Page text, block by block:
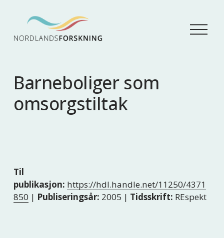
Å
p
Barneboliger som
omsorgstiltak
Til
publikasjon: https://hdl.handle.net/11250/4371
850 | Publiseringsår: 2005 | Tidsskrift: REspekt